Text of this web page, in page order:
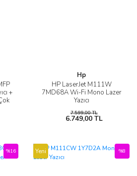
+
Hp
HP LaserJet M111W
7MD68A Wi-Fi Mono Lazer
Yazıcı
7.599,00 TL
6.749,00 TL
%16 Yeni %8